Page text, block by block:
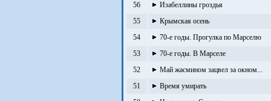
56
Изабеллины гроздья
55
Крымская осень
54
70-е годы. Прогулка по Марселю
53
70-е годы. В Марселе
52
Май жасмином зацвел за окном...
51
Время умирать